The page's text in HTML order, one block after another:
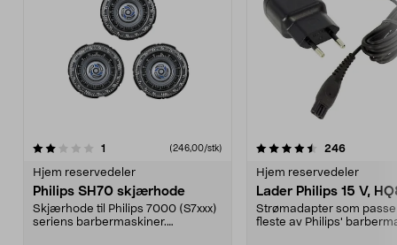
1 (246,00/stk)
Hjem reservedeler
Philips SH70 skjærhode
Skjærhode til Philips 7000 (S7xxx)
seriens barbermaskiner.
4.5av 5 stjerner 246
Hjem reservedeler
Lader Philips 15 V,
Strømadapter som
fleste av Philips'
3.5av 5 stjerner